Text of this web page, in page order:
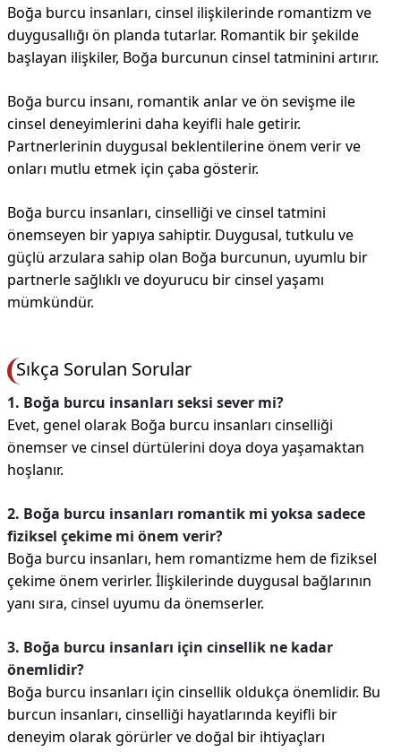
Boğa burcu insanları, cinsel ilişkilerinde romantizm ve
duygusallığı ön planda tutarlar. Romantik bir şekilde
başlayan ilişkiler, Boğa burcunun cinsel tatminini artırır.
Boğa burcu insanı, romantik anlar ve ön sevişme ile
cinsel deneyimlerini daha keyifli hale getirir.
Partnerlerinin duygusal beklentilerine önem verir ve
onları mutlu etmek için çaba gösterir.
Boğa burcu insanları, cinselliği ve cinsel tatmini
önemseyen bir yapıya sahiptir. Duygusal, tutkulu ve
güçlü arzulara sahip olan Boğa burcunun, uyumlu bir
partnerle sağlıklı ve doyurucu bir cinsel yaşamı
mümkündür.
Sıkça Sorulan Sorular
1. Boğa burcu insanları seksi sever mi?
Evet, genel olarak Boğa burcu insanları cinselliği
önemser ve cinsel dürtülerini doya doya yaşamaktan
hoşlanır.
2. Boğa burcu insanları romantik mi yoksa sadece
fiziksel çekime mi önem verir?
Boğa burcu insanları, hem romantizme hem de fiziksel
çekime önem verirler. İlişkilerinde duygusal bağlarının
yanı sıra, cinsel uyumu da önemserler.
3. Boğa burcu insanları için cinsellik ne kadar
önemlidir?
Boğa burcu insanları için cinsellik oldukça önemlidir. Bu
burcun insanları, cinselliği hayatlarında keyifli bir
deneyim olarak görürler ve doğal bir ihtiyaçları